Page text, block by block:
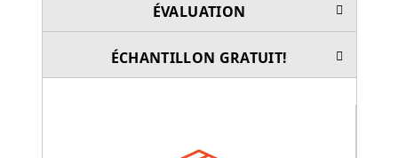
ÉVALUATION
ÉCHANTILLON GRATUIT!